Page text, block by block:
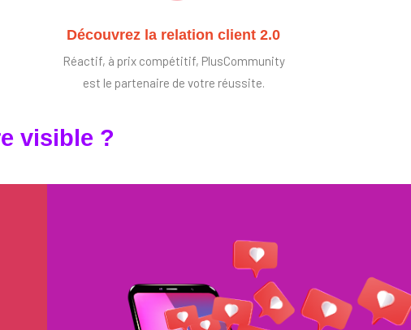
Découvrez la relation client 2.0
Réactif, à prix compétitif, PlusCommunity
est le partenaire de votre réussite.
visible ?